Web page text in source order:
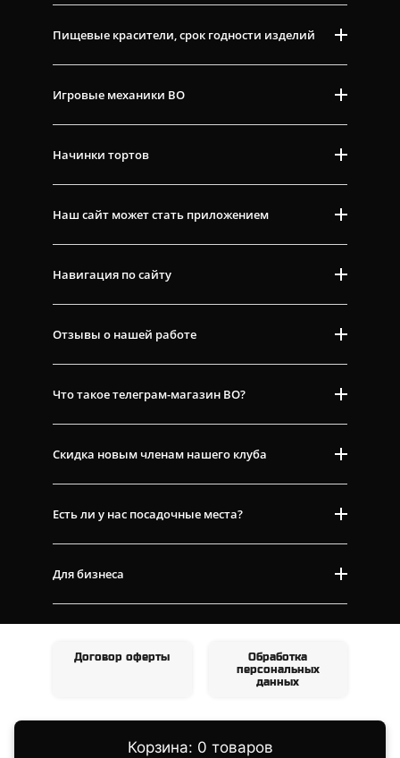
Пищевые красители, срок годности изделий
Игровые механики ВО
Начинки тортов
Наш сайт может стать приложением
Навигация по сайту
Отзывы о нашей работе
Что такое телеграм-магазин ВО?
Скидка новым членам нашего клуба
Есть ли у нас посадочные места?
Для бизнеса
Договор оферты
Обработка
персональных
данных
Корзина: 0 товаров